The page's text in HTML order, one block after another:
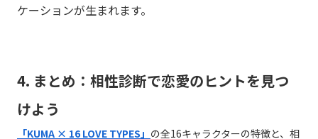
ケーションが生まれます。
4. まとめ：相性診断で恋愛のヒントを見つ
けよう
「KUMA × 16 LOVE TYPES」 の全16キャラクターの特徴と、相